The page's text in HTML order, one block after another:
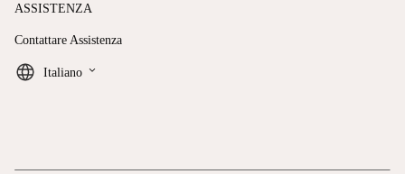
ASSISTENZA
Contattare Assistenza
Italiano keyboard_arrow_down